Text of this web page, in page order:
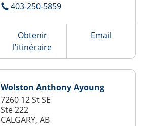
403-250-5859
Obtenir
l'itinéraire
Email
Wolston Anthony Ayoung
7260 12 St SE
Ste 222
CALGARY, AB